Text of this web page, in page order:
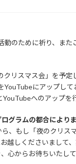
のために祈り、また
リスマス会」を予定
にアップし
へのアップを
グラムの都合により
、もし「夜のクリス
越しくださいまして
心からお待ちいたして